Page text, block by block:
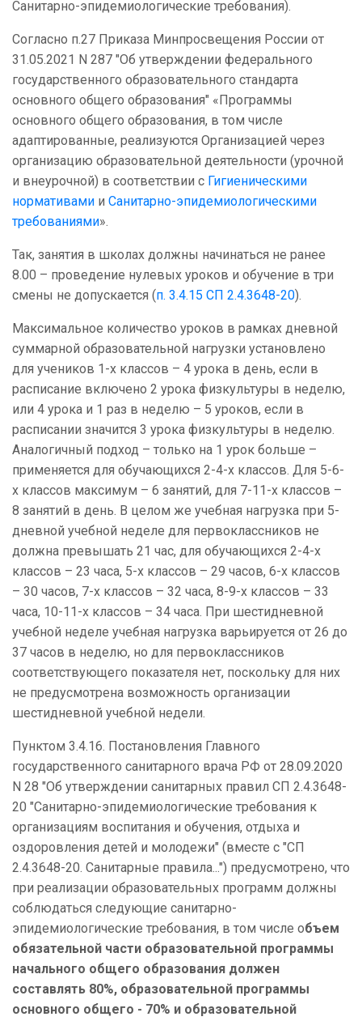
Санитарно-эпидемиологические требования).
Согласно п.27 Приказа Минпросвещения России от
31.05.2021 N 287 "Об утверждении федерального
государственного образовательного стандарта
основного общего образования" «Программы
основного общего образования, в том числе
адаптированные, реализуются Организацией через
организацию образовательной деятельности (урочной
и внеурочной) в соответствии с Гигиеническими
нормативами и Санитарно-эпидемиологическими
требованиями».
Так, занятия в школах должны начинаться не ранее
8.00 – проведение нулевых уроков и обучение в три
смены не допускается (п. 3.4.15 СП 2.4.3648-20).
Максимальное количество уроков в рамках дневной
суммарной образовательной нагрузки установлено
для учеников 1-х классов – 4 урока в день, если в
расписание включено 2 урока физкультуры в неделю,
или 4 урока и 1 раз в неделю – 5 уроков, если в
расписании значится 3 урока физкультуры в неделю.
Аналогичный подход – только на 1 урок больше –
применяется для обучающихся 2-4-х классов. Для 5-6-
х классов максимум – 6 занятий, для 7-11-х классов –
8 занятий в день. В целом же учебная нагрузка при 5-
дневной учебной неделе для первоклассников не
должна превышать 21 час, для обучающихся 2-4-х
классов – 23 часа, 5-х классов – 29 часов, 6-х классов
– 30 часов, 7-х классов – 32 часа, 8-9-х классов – 33
часа, 10-11-х классов – 34 часа. При шестидневной
учебной неделе учебная нагрузка варьируется от 26 до
37 часов в неделю, но для первоклассников
соответствующего показателя нет, поскольку для них
не предусмотрена возможность организации
шестидневной учебной недели.
Пунктом 3.4.16. Постановления Главного
государственного санитарного врача РФ от 28.09.2020
N 28 "Об утверждении санитарных правил СП 2.4.3648-
20 "Санитарно-эпидемиологические требования к
организациям воспитания и обучения, отдыха и
оздоровления детей и молодежи" (вместе с "СП
2.4.3648-20. Санитарные правила...") предусмотрено, что
при реализации образовательных программ должны
соблюдаться следующие санитарно-
эпидемиологические требования, в том числе объем
обязательной части образовательной программы
начального общего образования должен
составлять 80%, образовательной программы
основного общего - 70% и образовательной